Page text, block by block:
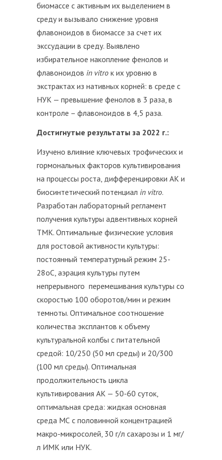
биомассе с активным их выделением в
среду и вызывало снижение уровня
флавоноидов в биомассе за счет их
экссудации в среду. Выявлено
избирательное накопление фенолов и
флавоноидов in vitro к их уровню в
экстрактах из нативных корней: в среде с
НУК — превышение фенолов в 3 раза, в
контроле – флавоноидов в 4,5 раза.
Достигнутые результаты за 2022 г.:
Изучено влияние ключевых трофических и
гормональных факторов культивирования
на процессы роста, дифференцировки АК и
биосинтетический потенциал in vitro.
Разработан лабораторный регламент
получения культуры адвентивных корней
ТМК. Оптимальные физические условия
для ростовой активности культуры:
постоянный температурный режим 25-
28оС, аэрация культуры путем
непрерывного перемешивания культуры со
скоростью 100 оборотов/мин и режим
темноты. Оптимальное соотношение
количества эксплантов к объему
культуральной колбы с питательной
средой: 10/250 (50 мл среды) и 20/300
(100 мл среды). Оптимальная
продолжительность цикла
культивирования АК — 50-60 суток,
оптимальная среда: жидкая основная
среда МС с половинной концентрацией
макро-микросолей, 30 г/л сахарозы и 1 мг/
л ИМК или НУК.